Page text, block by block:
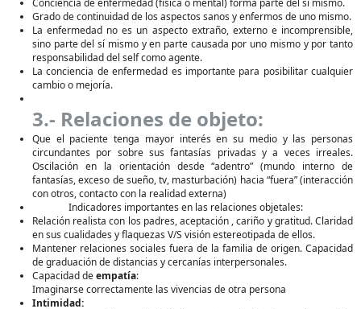
Conciencia de enfermedad (física o mental) forma parte del sí mismo.
Grado de continuidad de los aspectos sanos y enfermos de uno mismo.
La enfermedad no es un aspecto extraño, externo e incomprensible,
sino parte del sí mismo y en parte causada por uno mismo y por tanto
responsabilidad del self como agente.
La conciencia de enfermedad es importante para posibilitar cualquier
cambio o mejoría.
3.- Relaciones de objeto:
Que el paciente tenga mayor interés en su medio y las personas
circundantes por sobre sus fantasías privadas y a veces irreales.
Oscilación en la orientación desde “adentro” (mundo interno de
fantasías, exceso de sueño, tv, masturbación) hacia “fuera” (interacción
con otros, contacto con la realidad externa)
Indicadores importantes en las relaciones objetales:
Relación realista con los padres, aceptación , cariño y gratitud. Claridad
en sus cualidades y flaquezas V/S visión estereotipada de ellos.
Mantener relaciones sociales fuera de la familia de origen. Capacidad
de graduación de distancias y cercanías interpersonales.
Capacidad deempatía:
Imaginarse correctamente las vivencias de otra persona
Intimidad: